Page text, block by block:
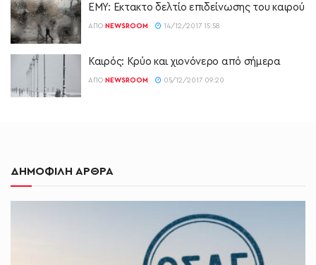
ΕΜΥ: Εκτακτο δελτίο επιδείνωσης του καιρού
ΑΠΌ NEWSROOM 14/12/2017 15:58
Καιρός: Κρύο και χιονόνερο από σήμερα
ΑΠΌ NEWSROOM 05/12/2017 09:20
ΔΗΜΟΦΙΛΗ ΑΡΘΡΑ